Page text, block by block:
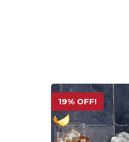
19% OFF!